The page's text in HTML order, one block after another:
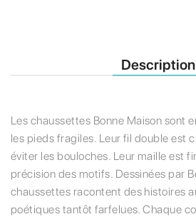
Description
Les chaussettes Bonne Maison sont
les pieds fragiles. Leur fil double est
éviter les bouloches. Leur maille est
précision des motifs. Dessinées par
chaussettes racontent des histoires
poétiques tantôt farfelues. Chaque